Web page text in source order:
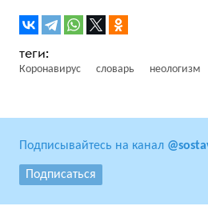
Коронавирус словарь неологизм
Подписывайтесь на канал
Подписаться